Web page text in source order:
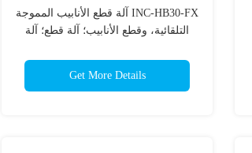
INC-HB30-FX آلة قطع الأنابيب المموجة
التلقائية، وقطع الأنابيب؛ آلة قطع؛ آلة
Get More Details